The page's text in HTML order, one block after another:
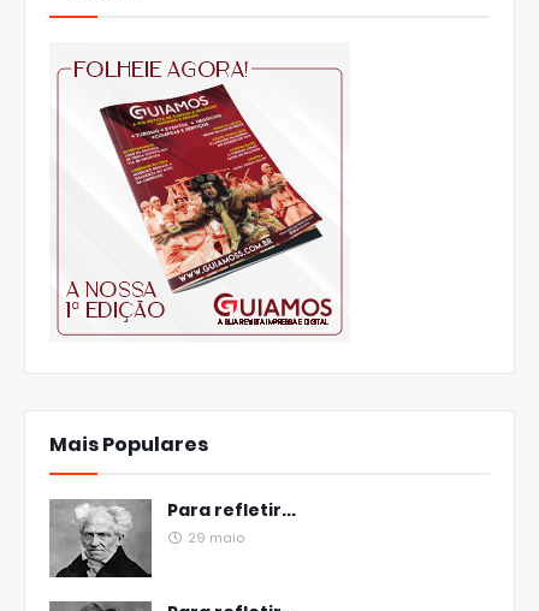
Mais Populares
Para refletir...
29 maio